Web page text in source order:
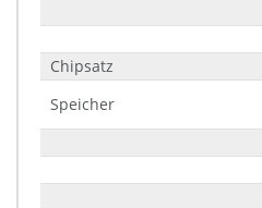
Chipsatz
Speicher